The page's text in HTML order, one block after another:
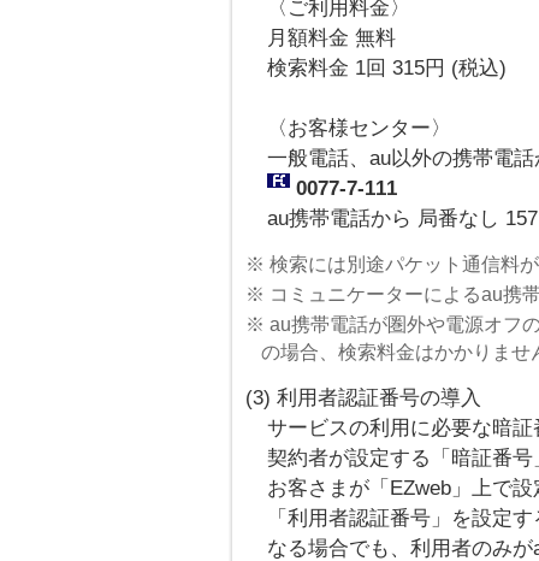
〈ご利用料金〉
月額料金 無料
検索料金 1回 315円 (税込)
〈お客様センター〉
一般電話、au以外の携帯電話
0077-7-111
au携帯電話から 局番なし 157
※ 検索には別途パケット通信料
※ コミュニケーターによるau携
※ au携帯電話が圏外や電源オフ
の場合、検索料金はかかりませ
(3) 利用者認証番号の導入
サービスの利用に必要な暗
契約者が設定する「暗証番
お客さまが「EZweb」上で
「利用者認証番号」を設定
なる場合でも、利用者のみ